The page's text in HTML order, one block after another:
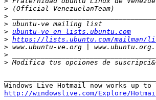
>
>
>
> ubuntu-ve en lists.ubuntu.com
> https://lists.ubuntu.com/mailman/
>
>
> Modifica tus opciones de
http://windowslive.com/Explore/